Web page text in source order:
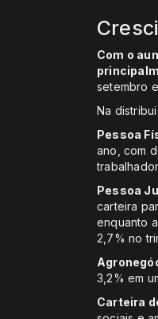
Com o
setembro
Na
Pessoa
ano, com
Pessoa
carteira
enquanto
2,7% no
3,2% em
Carteira